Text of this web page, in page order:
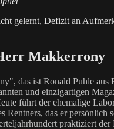
gelernt, Defizit an
Makkerrony
das ist Ronald Puhle aus
und einzigartigen
führt der ehemalige
Rentners, das er persönlich
praktiziert der